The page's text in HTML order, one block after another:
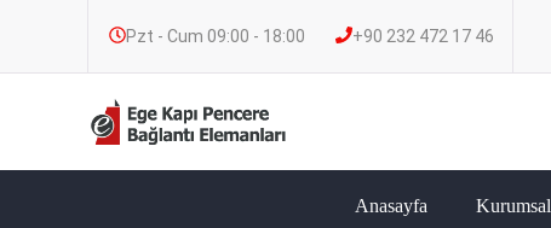
Pzt - Cum 09:00 - 18:00 +90 232 472 17 46
Anasayfa Kurumsal